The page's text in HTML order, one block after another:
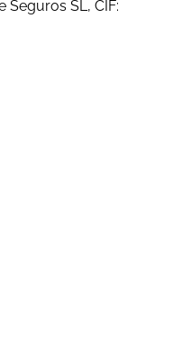
SL, CIF: